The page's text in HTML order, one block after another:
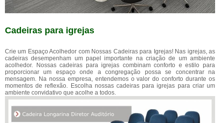
Cadeiras para igrejas
Crie um Espaço Acolhedor com Nossas Cadeiras para Igrejas! Nas igrejas, as
cadeiras desempenham um papel importante na criação de um ambiente
acolhedor. Nossas cadeiras para igrejas combinam conforto e estilo para
proporcionar um espaço onde a congregação possa se concentrar na
mensagem. Na nossa empresa, entendemos o valor do conforto durante os
momentos de reflexão. Escolha nossas cadeiras para igrejas para criar um
ambiente convidativo que acolhe a todos.